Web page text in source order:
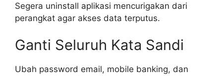
Segera uninstall aplikasi mencurigakan dari
perangkat agar akses data terputus.
Ganti Seluruh Kata Sandi
Ubah password email, mobile banking, dan